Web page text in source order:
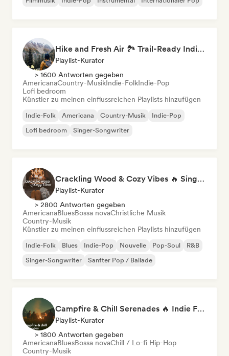
Hike and Fresh Air 🏞️ Trail-Ready Indie Folk & Acoustic
Playlist-Kurator
> 1600 Antworten gegeben
AmericanaCountry-MusikIndie-FolkIndie-Pop
Lofi bedroom
Künstler zu meinen einflussreichen Playlists hinzufügen
Indie-Folk Americana Country-Musik
Indie-Pop
Lofi bedroom
Singer-Songwriter
Crackling Wood & Cozy Vibes 🔥 Singer-Songwriter, Dream Pop & Bedroom Pop
Playlist-Kurator
> 2800 Antworten gegeben
AmericanaBluesBossa novaChristliche Musik
Country-Musik
Künstler zu meinen einflussreichen Playlists hinzufügen
Indie-Folk Blues Indie-Pop Nouvelle Pop-Soul
R&B
Singer-Songwriter
Sanfter Pop / Ballade
Campfire & Chill Serenades 🔥 Indie Folk, Acoustic & Singer-Songwriter
Playlist-Kurator
> 1800 Antworten gegeben
AmericanaBluesBossa novaChill / Lo-fi Hip-Hop
Country-Musik